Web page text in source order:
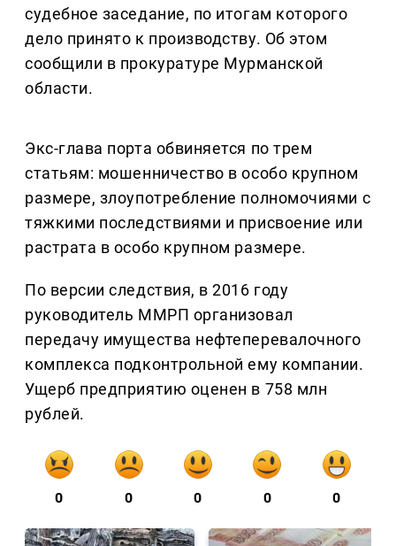
судебное заседание, по итогам которого
дело принято к производству. Об этом
сообщили в прокуратуре Мурманской
области.
Экс-глава порта обвиняется по трем
статьям: мошенничество в особо крупном
размере, злоупотребление полномочиями с
тяжкими последствиями и присвоение или
растрата в особо крупном размере.
По версии следствия, в 2016 году
руководитель ММРП организовал
передачу имущества нефтеперевалочного
комплекса подконтрольной ему компании.
Ущерб предприятию оценен в 758 млн
рублей.
0 0 0 0 0